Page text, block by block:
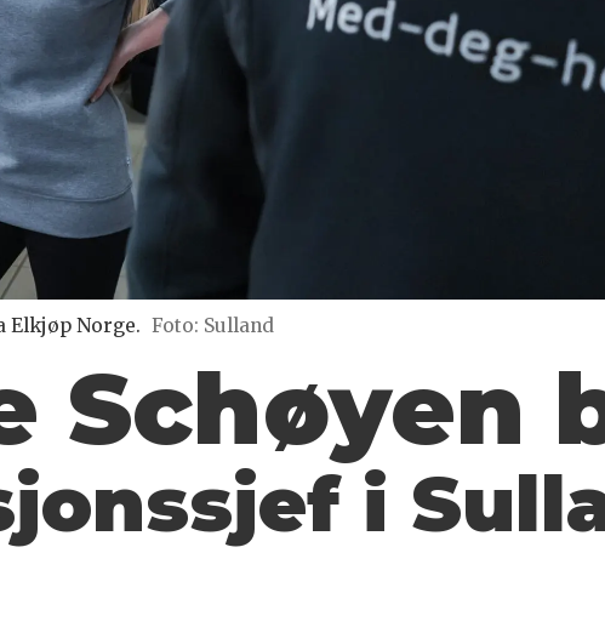
Elkjøp Norge. Foto: Sulland
Schøyen
i